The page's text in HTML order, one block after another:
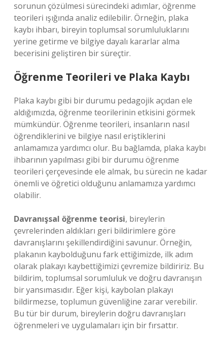
sorunun çözülmesi sürecindeki adımlar, öğrenme
teorileri ışığında analiz edilebilir. Örneğin, plaka
kaybı ihbarı, bireyin toplumsal sorumluluklarını
yerine getirme ve bilgiye dayalı kararlar alma
becerisini geliştiren bir süreçtir.
Öğrenme Teorileri ve Plaka Kaybı
Plaka kaybı gibi bir durumu pedagojik açıdan ele
aldığımızda, öğrenme teorilerinin etkisini görmek
mümkündür. Öğrenme teorileri, insanların nasıl
öğrendiklerini ve bilgiye nasıl eriştiklerini
anlamamıza yardımcı olur. Bu bağlamda, plaka kaybı
ihbarının yapılması gibi bir durumu öğrenme
teorileri çerçevesinde ele almak, bu sürecin ne kadar
önemli ve öğretici olduğunu anlamamıza yardımcı
olabilir.
Davranışsal öğrenme teorisi, bireylerin
çevrelerinden aldıkları geri bildirimlere göre
davranışlarını şekillendirdiğini savunur. Örneğin,
plakanın kaybolduğunu fark ettiğimizde, ilk adım
olarak plakayı kaybettiğimizi çevremize bildiririz. Bu
bildirim, toplumsal sorumluluk ve doğru davranışın
bir yansımasıdır. Eğer kişi, kaybolan plakayı
bildirmezse, toplumun güvenliğine zarar verebilir.
Bu tür bir durum, bireylerin doğru davranışları
öğrenmeleri ve uygulamaları için bir fırsattır.